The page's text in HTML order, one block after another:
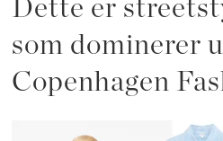
Dette er
som dominerer
Copenhagen